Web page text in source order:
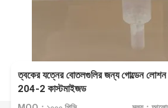
ত্বকের যত্নের বোতলগুলির জন্য গোল্ডেন
204-2 কাস্টমাইজড